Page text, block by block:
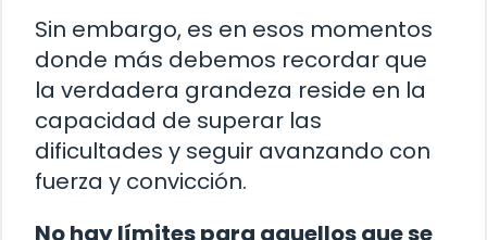
Sin embargo, es en esos momentos
donde más debemos recordar que
la verdadera grandeza reside en la
capacidad de superar las
dificultades y seguir avanzando con
fuerza y convicción.
No hay límites para aquellos que se